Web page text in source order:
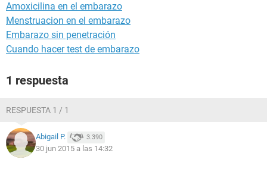
Amoxicilina en el embarazo
Menstruacion en el embarazo
Embarazo sin penetración
Cuando hacer test de embarazo
1 respuesta
RESPUESTA 1 / 1
Abigail P. 3.390
30 jun 2015 a las 14:32